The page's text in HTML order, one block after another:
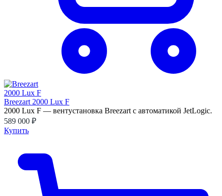
Breezart 2000 Lux F
2000 Lux F — вентустановка Breezart с автоматикой JetLogic.
589 000 ₽
Купить